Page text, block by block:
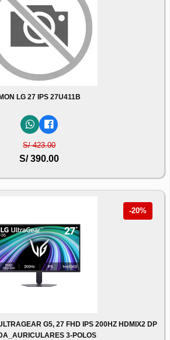
LG 27 IPS 27U411B
S/ 423.00
S/ 390.00
-20%
G5, 27 FHD IPS 200HZ HDMIX2 DP
3-POLOS